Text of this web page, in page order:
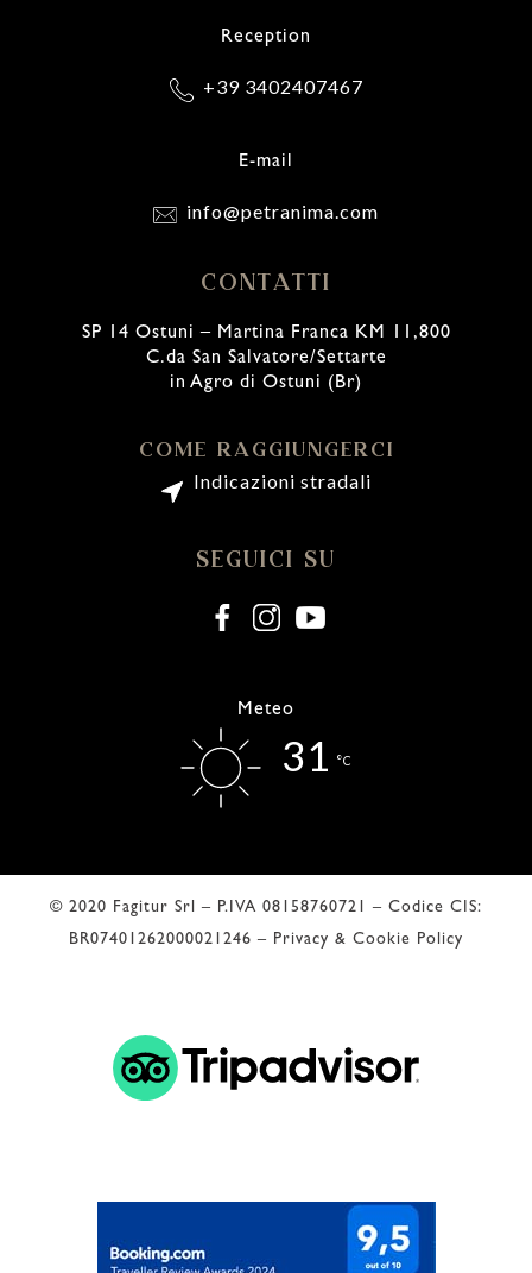
Reception
+39 3402407467
E-mail
info@petranima.com
CONTATTI
SP 14 Ostuni – Martina Franca KM 11,800
C.da San Salvatore/Settarte
in Agro di Ostuni (Br)
COME RAGGIUNGERCI
Indicazioni stradali
SEGUICI SU
Meteo
31 °C
© 2020 Fagitur Srl – P.IVA 08158760721 – Codice CIS:
BR07401262000021246 – Privacy & Cookie Policy